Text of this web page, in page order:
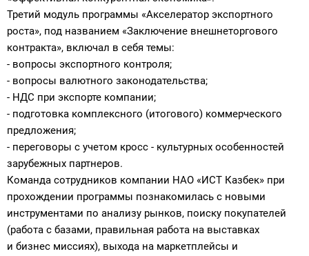
Третий модуль программы «Акселератор экспортного
роста», под названием «Заключение внешнеторгового
контракта», включал в себя темы:
- вопросы экспортного контроля;
- вопросы валютного законодательства;
- НДС при экспорте компании;
- подготовка комплексного (итогового) коммерческого
предложения;
- переговоры с учетом кросс - культурных особенностей
зарубежных партнеров.
Команда сотрудников компании НАО «ИСТ Казбек» при
прохождении программы познакомилась с новыми
инструментами по анализу рынков, поиску покупателей
(работа с базами, правильная работа на выставках
и бизнес миссиях), выхода на маркетплейсы и